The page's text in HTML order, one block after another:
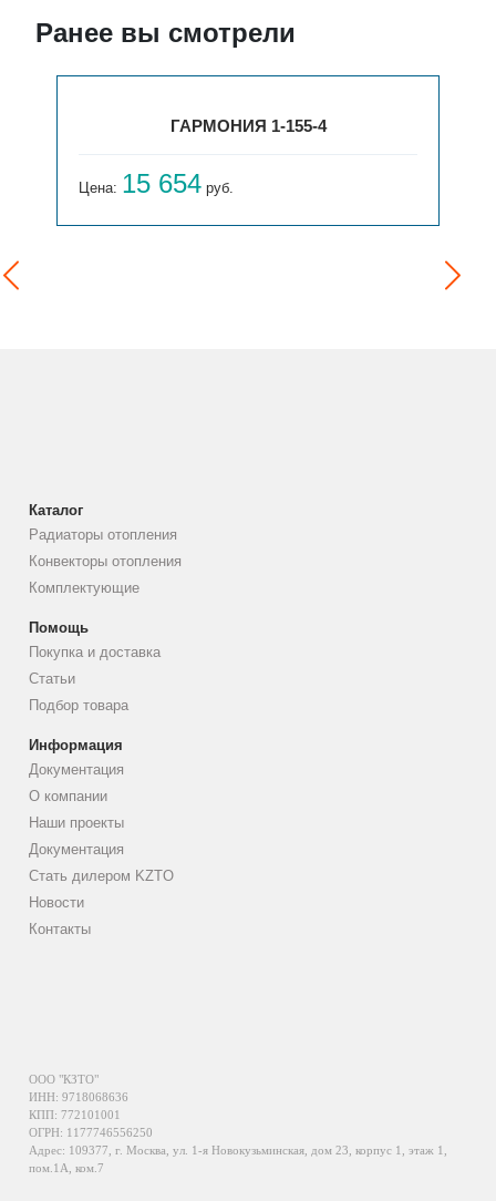
Ранее вы смотрели
ГАРМОНИЯ 1-155-4
Цена: 15 654 руб.
Каталог
Радиаторы отопления
Конвекторы отопления
Комплектующие
Помощь
Покупка и доставка
Статьи
Подбор товара
Информация
Документация
О компании
Наши проекты
Документация
Стать дилером KZTO
Новости
Контакты
ООО "КЗТО"
ИНН: 9718068636
КПП: 772101001
ОГРН: 1177746556250
Адрес: 109377, г. Москва, ул. 1-я Новокузьминская, дом 23, корпус 1, этаж 1,
пом.1А, ком.7